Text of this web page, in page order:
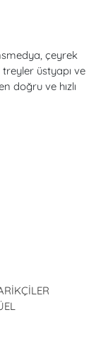
çeyrek
üstyapı ve
doğru ve hızlı